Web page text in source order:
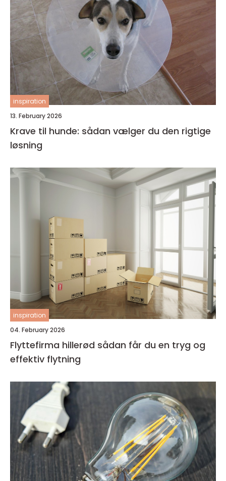
inspiration
13. February 2026
Krave til hunde: sådan vælger du den rigtige
løsning
inspiration
04. February 2026
Flyttefirma hillerød sådan får du en tryg og
effektiv flytning